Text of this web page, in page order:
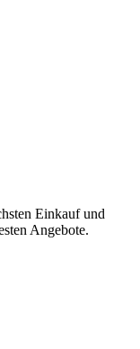
Einkauf und
Angebote.